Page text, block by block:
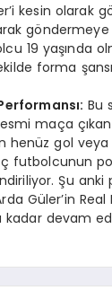
kesin olarak
göndermeye
19 yaşında
forma
Bu
maça
henüz gol veya
futbolcunun
Şu anki
Güler’in
kadar devam